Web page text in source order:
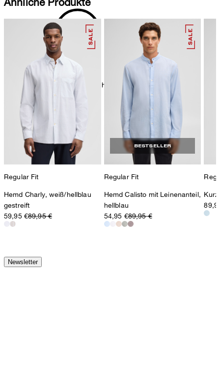
chemische Reinigung mit Perchlorethylen, schonend
Regular Fit
Hemd Charly, weiß/hellblau
gestreift
59,95 €89,95 €
BESTSELLER
Regular Fit
Hemd Calisto mit Leinenanteil,
hellblau
54,95 €89,95 €
Newsletter